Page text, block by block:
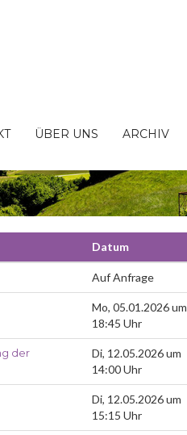
ÜBER UNS ARCHIV
Datum
Auf Anfrage
Mo, 05.01.2026 um
18:45 Uhr
der
Di, 12.05.2026 um
14:00 Uhr
Di, 12.05.2026 um
15:15 Uhr